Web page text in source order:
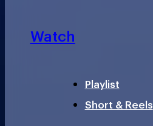
Watch
Playlist
Short & Reels